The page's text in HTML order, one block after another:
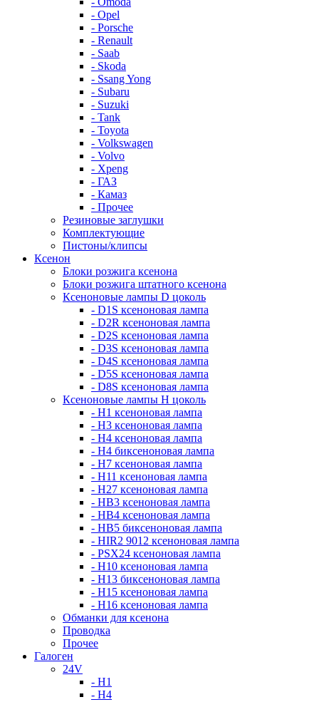
- Opel
- Porsche
- Renault
- Saab
- Skoda
- Ssang Yong
- Subaru
- Suzuki
- Tank
- Toyota
- Volkswagen
- Volvo
- Xpeng
- ГАЗ
- Камаз
- Прочее
Резиновые заглушки
Комплектующие
Пистоны/клипсы
Ксенон
Блоки розжига ксенона
Блоки розжига штатного ксенона
Ксеноновые лампы D цоколь
- D1S ксеноновая лампа
- D2R ксеноновая лампа
- D2S ксеноновая лампа
- D3S ксеноновая лампа
- D4S ксеноновая лампа
- D5S ксеноновая лампа
- D8S ксеноновая лампа
Ксеноновые лампы Н цоколь
- H1 ксеноновая лампа
- H3 ксеноновая лампа
- H4 ксеноновая лампа
- H4 биксеноновая лампа
- H7 ксеноновая лампа
- H11 ксеноновая лампа
- H27 ксеноновая лампа
- HB3 ксеноновая лампа
- HB4 ксеноновая лампа
- HB5 биксеноновая лампа
- HIR2 9012 ксеноновая лампа
- PSX24 ксеноновая лампа
- H10 ксеноновая лампа
- H13 биксеноновая лампа
- H15 ксеноновая лампа
- H16 ксеноновая лампа
Обманки для ксенона
Проводка
Прочее
Галоген
24V
- H1
- H4